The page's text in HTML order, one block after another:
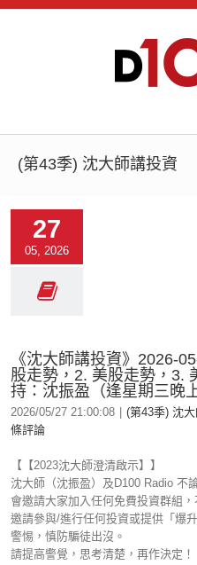
(第43季) 沈大師講投資
27
05, 2026
《沈大師講投資》2026-
股走勢，2. 美股走勢，3.
持：沈振盈（逢星期三晚
2026/05/27 21:00:08 (第43季) 沈
條評論
【【2023沈大師澄清啟示】】
沈大師（沈振盈）及D100 Radio 不
會邀請大家加入任何免費投資群組
邀請參與/進行任何投資或提供「爆
警惕，慎防騙徒出沒。
請提高警覺，思考清楚，再作決定！